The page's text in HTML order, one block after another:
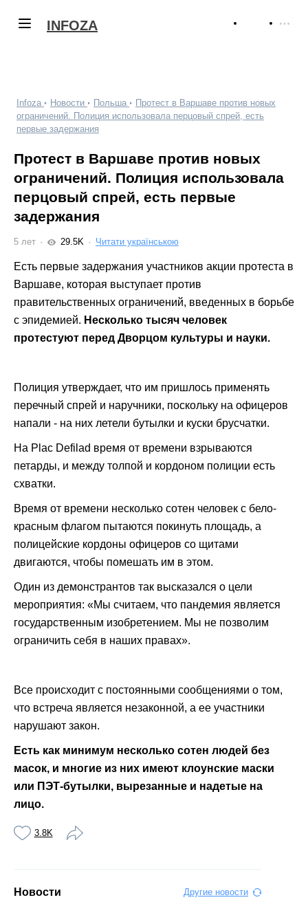
INFOZA
Infoza Новости Польша
Протест в Варшаве против новых
ограничений. Полиция использовала перцовый спрей, есть
первые задержания
Протест в Варшаве против новых
ограничений. Полиция использовала
перцовый спрей, есть первые
задержания
5 лет 29.5K Читати українською
Есть первые задержания участников акции протеста в
Варшаве, которая выступает против
правительственных ограничений, введенных в борьбе
с эпидемией. Несколько тысяч человек
протестуют перед Дворцом культуры и науки.
Полиция утверждает, что им пришлось применять
перечный спрей и наручники, поскольку на офицеров
напали - на них летели бутылки и куски брусчатки.
На Plac Defilad время от времени взрываются
петарды, и между толпой и кордоном полиции есть
схватки.
Время от времени несколько сотен человек с бело-
красным флагом пытаются покинуть площадь, а
полицейские кордоны офицеров со щитами
двигаются, чтобы помешать им в этом.
Один из демонстрантов так высказался о цели
мероприятия: «Мы считаем, что пандемия является
государственным изобретением. Мы не позволим
ограничить себя в наших правах».
Все происходит с постоянными сообщениями о том,
что встреча является незаконной, а ее участники
нарушают закон.
Есть как минимум несколько сотен людей без
масок, и многие из них имеют клоунские маски
или ПЭТ-бутылки, вырезанные и надетые на
лицо.
3.8K
Новости Другие новости